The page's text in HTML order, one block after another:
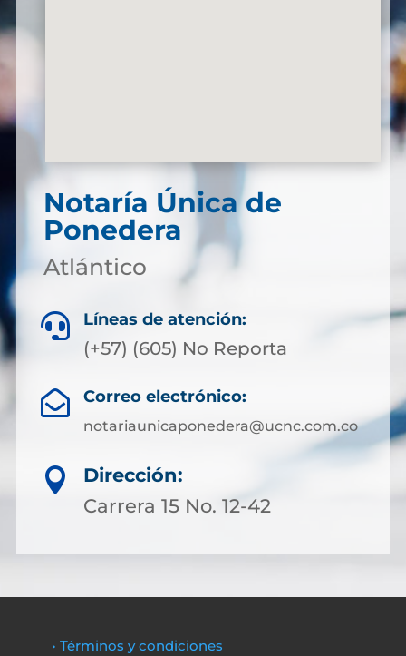
Notaría Única de
Ponedera
Atlántico
 Líneas de atención:
(+57) (605) No Reporta
 Correo electrónico:
notariaunicaponedera@ucnc.com.co

Dirección:
Carrera 15 No. 12-42
• Términos y condiciones